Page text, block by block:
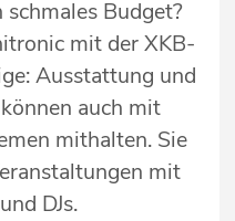
Budget?
mit der XKB-
Ausstattung und
auch mit
mithalten. Sie
mit
DJs.